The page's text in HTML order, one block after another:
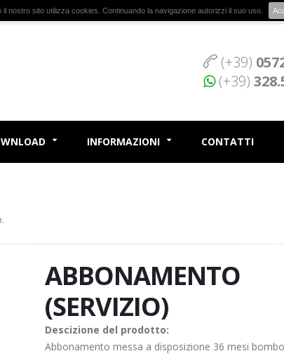
il nostro sito utilizza cookies. Continuando la navigazione autorizzi il suo uso.
(+39)
(+39)
INFORMAZIONI CONTATTI
ABBONAMENTO
(SERVIZIO)
Descizione del prodotto:
Abbonamento messa a disposizione 36 mesi